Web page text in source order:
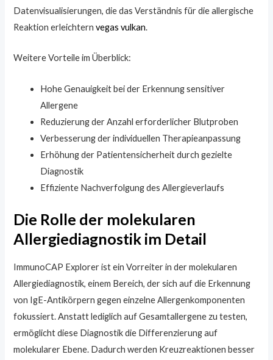
Datenvisualisierungen, die das Verständnis für die allergische
Reaktion erleichternvegas vulkan.
Weitere Vorteile im Überblick:
Hohe Genauigkeit bei der Erkennung sensitiver
Allergene
Reduzierung der Anzahl erforderlicher Blutproben
Verbesserung der individuellen Therapieanpassung
Erhöhung der Patientensicherheit durch gezielte
Diagnostik
Effiziente Nachverfolgung des Allergieverlaufs
Die Rolle der molekularen
Allergiediagnostik im Detail
ImmunoCAP Explorer ist ein Vorreiter in der molekularen
Allergiediagnostik, einem Bereich, der sich auf die Erkennung
von IgE-Antikörpern gegen einzelne Allergenkomponenten
fokussiert. Anstatt lediglich auf Gesamtallergene zu testen,
ermöglicht diese Diagnostik die Differenzierung auf
molekularer Ebene. Dadurch werden Kreuzreaktionen besser